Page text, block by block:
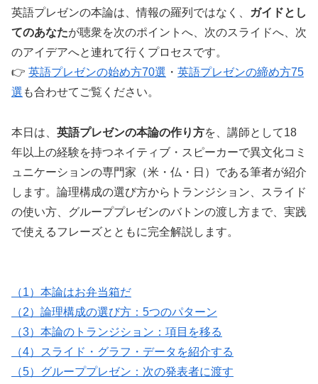
英語プレゼンの本論は、情報の羅列ではなく、
ガイドとし
てのあなたが聴衆を次のポイントへ、次のスライドへ、次
のアイデアへと連れて行くプロセスです。
👉 英語プレゼンの始め方70選 ・ 英語プレゼンの締め方75
選 も合わせてご覧ください。
本日は、 英語プレゼンの本論の作り方を、講師として18
年以上の経験を持つネイティブ・スピーカーで異文化コミ
ュニケーションの専門家（米・仏・日）である筆者が紹介
します。論理構成の選び方からトランジション、スライド
の使い方、グループプレゼンのバトンの渡し方まで、実践
で使えるフレーズとともに完全解説します。
（1）本論はお弁当箱だ
（2）論理構成の選び方：5つのパターン
（3）本論のトランジション：項目を移る
（4）スライド・グラフ・データを紹介する
（5）グループプレゼン：次の発表者に渡す